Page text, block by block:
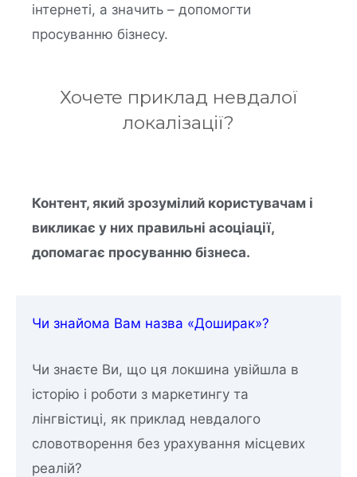
інтернеті, а значить – допомогти
просуванню бізнесу.
Хочете приклад невдалої
локалізації?
Контент, який зрозумілий користувачам і
викликає у них правильні асоціації,
допомагає просуванню бізнеса.
Чи знайома Вам назва «Доширак»?
Чи знаєте Ви, що ця локшина увійшла в
історію і роботи з маркетингу та
лінгвістиці, як приклад невдалого
словотворення без урахування місцевих
реалій?